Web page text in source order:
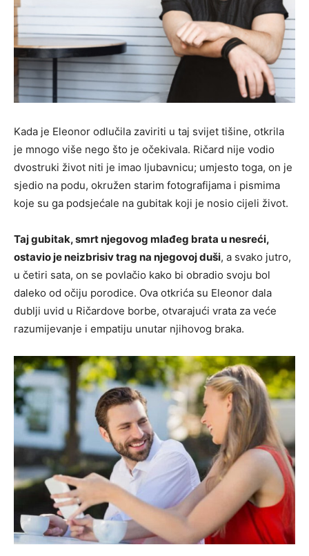
Kada je Eleonor odlučila zaviriti u taj svijet tišine, otkrila
je mnogo više nego što je očekivala. Ričard nije vodio
dvostruki život niti je imao ljubavnicu; umjesto toga, on je
sjedio na podu, okružen starim fotografijama i pismima
koje su ga podsjećale na gubitak koji je nosio cijeli život.
Taj gubitak, smrt njegovog mlađeg brata u nesreći,
ostavio je neizbrisiv trag na njegovoj duši, a svako jutro,
u četiri sata, on se povlačio kako bi obradio svoju bol
daleko od očiju porodice. Ova otkrića su Eleonor dala
dublji uvid u Ričardove borbe, otvarajući vrata za veće
razumijevanje i empatiju unutar njihovog braka.